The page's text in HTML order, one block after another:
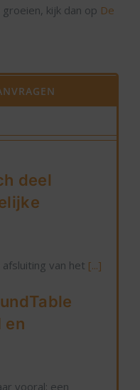
kijk dan op De
deel
van het [...]
en
vooral: een